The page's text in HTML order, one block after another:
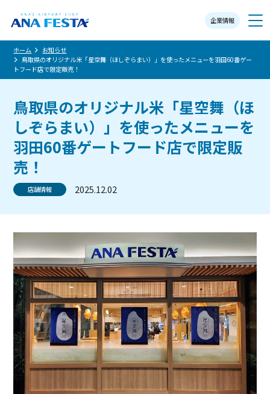
企業情報
メニュー
ホーム
お知らせ
鳥取県のオリジナル米「星空舞（ほしぞらまい）」を使ったメニューを羽田60番ゲー
トフード店で限定販売！
鳥取県のオリジナル米「星空舞（ほ
しぞらまい）」を使ったメニューを
羽田60番ゲートフード店で限定販
売！
店舗情報 2025.12.02